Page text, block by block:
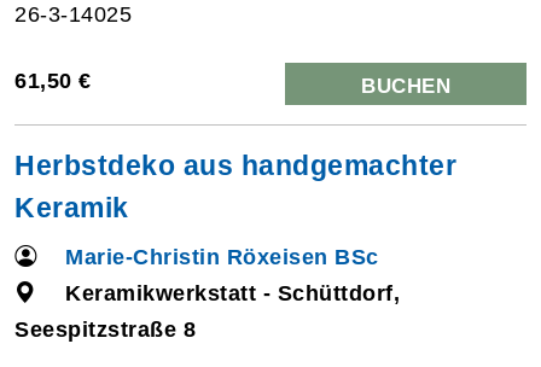
26-3-14025
61,50 € BUCHEN
Herbstdeko aus handgemachter
Keramik
Marie-Christin Röxeisen BSc
Keramikwerkstatt - Schüttdorf,
Seespitzstraße 8